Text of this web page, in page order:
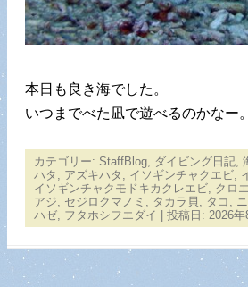
本日も良き海でした。
いつまでべた凪で遊べるのかなー。
カテゴリー: StaffBlog, ダイビング日記,
ハタ , アズキハタ , イソギンチャクエビ,
イソギンチャクモドキカクレエビ, クロ
アジ, セジロクマノミ , タカラ貝 , タコ ,
ハゼ, フタホシフエダイ | 投稿日: 2026年